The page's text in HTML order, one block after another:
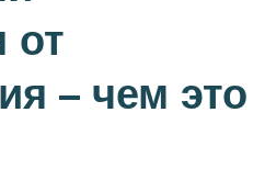
от
– чем это